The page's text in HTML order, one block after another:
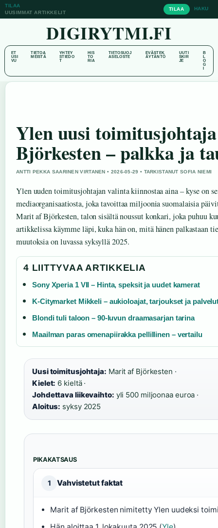
TILAA
UUSIMMAT ARTIKKELIT
TILAA HAKU
DIGIRYTMI.FI
ET
USI
VU
TIETOA
MEISTÄ
YHTEY
STIEDO
T
HIS
TO
RIA
TIETOSUOJ
ASELOSTE
EVÄSTEK
ÄYTÄNTÖ
UUTI
SKIR
JE
B
L
O
G
Ylen uusi
Björkesten – palkka ja
ANTTI PEKKA SAARINEN VIRTANEN • 2026-05-29 • TARKISTANUT SOFIA NIEMI
Ylen uuden toimitusjohtajan valinta kiinnostaa aina – kyse on
mediaorganisaatiosta, joka tavoittaa miljoonia suomalaisia
Marit af Björkesten, talon sisältä noussut konkari, joka puhuu
artikkelissa käymme läpi, kuka hän on, mitä hänen palkastaan
muutoksia on luvassa syksyllä 2025.
4 LIITTYVAA ARTIKKELIA
Sony Xperia 1 VII – Hinta, speksit ja uudet kamerat
K-Citymarket Mikkeli – aukioloajat, tarjoukset ja
Blondi tuli taloon – 90-luvun draamasarjan tarina
Maailman paras omenapiirakka pellillinen – vertailu
Uusi toimitusjohtaja: Marit af Björkesten ·
Kielet: 6 kieltä ·
Johdettava liikevaihto: yli 500 miljoonaa euroa ·
Aloitus: syksy 2025
PIKAKATSAUS
1 Vahvistetut faktat
Marit af Björkesten nimitetty Ylen uudeksi